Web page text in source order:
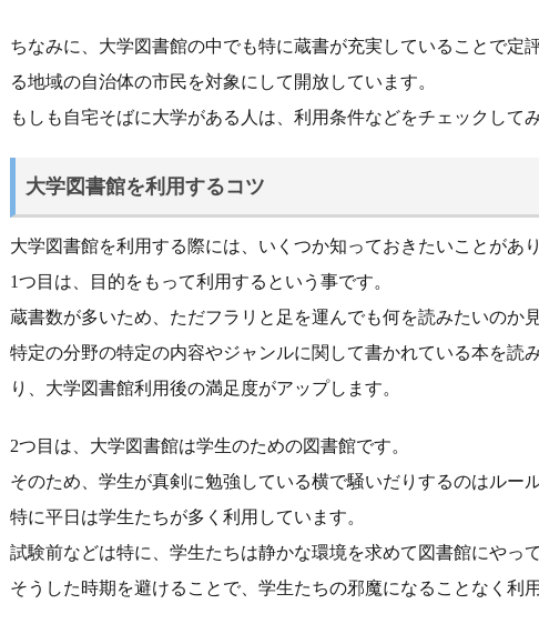
ちなみに、大学図書館の中でも特に蔵書が充実していることで定
る地域の自治体の市民を対象にして開放しています。
もしも自宅そばに大学がある人は、利用条件などをチェックして
大学図書館を利用するコツ
大学図書館を利用する際には、いくつか知っておきたいことがあり
1つ目は、目的をもって利用するという事です。
蔵書数が多いため、ただフラリと足を運んでも何を読みたいのか
特定の分野の特定の内容やジャンルに関して書かれている本を読
り、大学図書館利用後の満足度がアップします。
2つ目は、大学図書館は学生のための図書館です。
そのため、学生が真剣に勉強している横で騒いだりするのはルー
特に平日は学生たちが多く利用しています。
試験前などは特に、学生たちは静かな環境を求めて図書館にやって
そうした時期を避けることで、学生たちの邪魔になることなく利